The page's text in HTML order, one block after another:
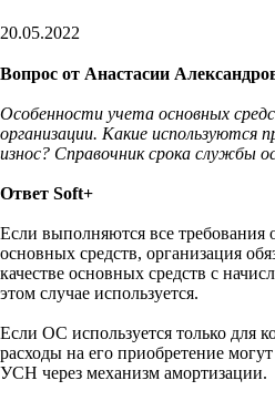
20.05.2022
Вопрос от Анастасии
Особенности учета основных
организации. Какие используются
износ? Справочник срока службы
Ответ Soft+
Если выполняются все требования
основных средств, организация
качестве основных средств с
этом случае используется.
Если ОС используется только для
расходы на его приобретение
УСН через механизм амортизации.